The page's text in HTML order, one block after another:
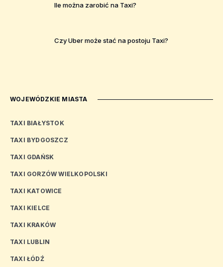
Ile można zarobić na Taxi?
Czy Uber może stać na postoju Taxi?
WOJEWÓDZKIE MIASTA
TAXI BIAŁYSTOK
TAXI BYDGOSZCZ
TAXI GDAŃSK
TAXI GORZÓW WIELKOPOLSKI
TAXI KATOWICE
TAXI KIELCE
TAXI KRAKÓW
TAXI LUBLIN
TAXI ŁÓDŹ